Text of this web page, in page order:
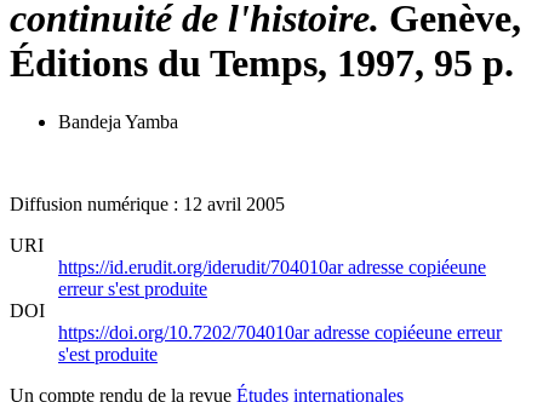
continuité de l'histoire. Genève,
Éditions du Temps, 1997, 95 p.
Bandeja Yamba
Diffusion numérique : 12 avril 2005
URI
https://id.erudit.org/iderudit/704010aradresse copiéeune
erreur s'est produite
DOI
https://doi.org/10.7202/704010aradresse copiéeune erreur
s'est produite
Un compte rendu de la revue Études internationales